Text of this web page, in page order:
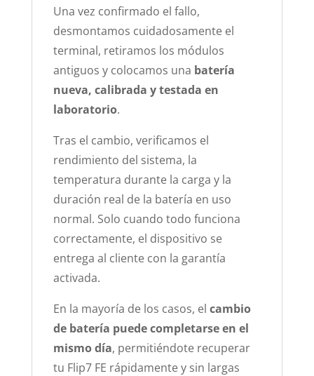
Una vez confirmado el fallo,
desmontamos cuidadosamente el
terminal, retiramos los módulos
antiguos y colocamos una batería
nueva, calibrada y testada en
laboratorio.
Tras el cambio, verificamos el
rendimiento del sistema, la
temperatura durante la carga y la
duración real de la batería en uso
normal. Solo cuando todo funciona
correctamente, el dispositivo se
entrega al cliente con la garantía
activada.
En la mayoría de los casos, el cambio
de batería puede completarse en el
mismo día, permitiéndote recuperar
tu Flip7 FE rápidamente y sin largas